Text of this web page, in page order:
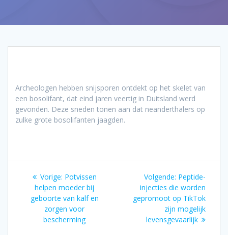
Archeologen hebben snijsporen ontdekt op het skelet van
een bosolifant, dat eind jaren veertig in Duitsland werd
gevonden. Deze sneden tonen aan dat neanderthalers op
zulke grote bosolifanten jaagden.
Bericht
navigatie
Vorige: Vorig
bericht:
Potvissen
helpen moeder bij
geboorte van kalf en
zorgen voor
bescherming
Volgende: Volgend
bericht:
Peptide-
injecties die worden
gepromoot op TikTok
zijn mogelijk
levensgevaarlijk